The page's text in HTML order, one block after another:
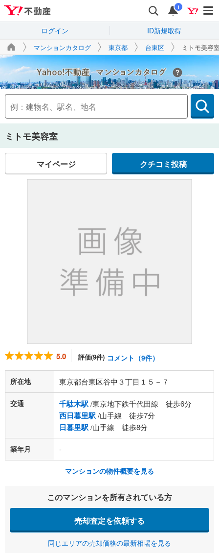
i
ログイン ID新規取得
マンションカタログ 東京都 台東区 ミトモ美容
Yahoo!不動産
ミトモ美容室
マイページ クチコミ投稿
5.0 評価(9件) コメント（9件）
所在地 東京都台東区谷中３丁目１５－７
交通 千駄木駅/東京地下鉄千代田線 徒歩6分
西日暮里駅/山手線 徒歩7分
日暮里駅/山手線 徒歩8分
築年月 -
マンションの物件概要を見る
このマンションを所有されている方
売却査定を依頼する
同じエリアの売却価格の最新相場を見る